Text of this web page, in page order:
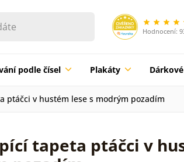
Hodnocení:
podle čísel Plakáty
ptáčci v hustém lese s modrým pozadím
tapeta ptáčci v